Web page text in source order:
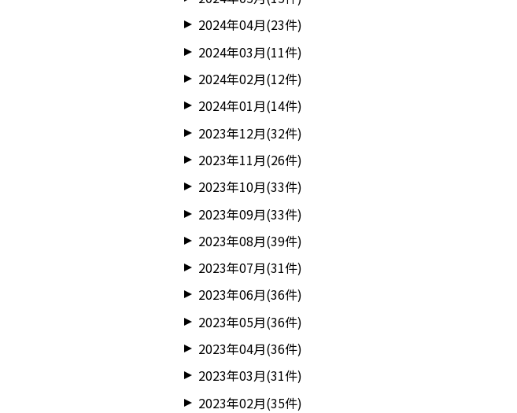
2024年04月(23件)
2024年03月(11件)
2024年02月(12件)
2024年01月(14件)
2023年12月(32件)
2023年11月(26件)
2023年10月(33件)
2023年09月(33件)
2023年08月(39件)
2023年07月(31件)
2023年06月(36件)
2023年05月(36件)
2023年04月(36件)
2023年03月(31件)
2023年02月(35件)